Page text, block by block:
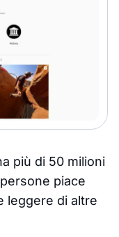
più di 50 milioni
piace
leggere di altre